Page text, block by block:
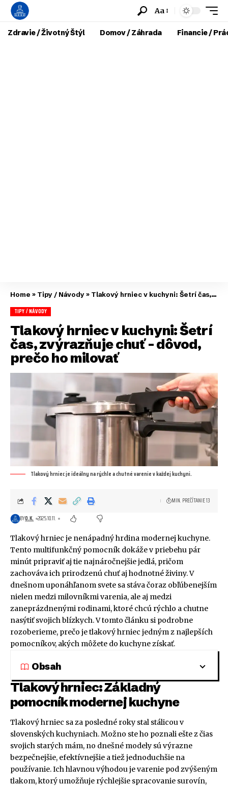
Aa
Zdravie / Životný Štýl Domov / Záhrada Financie /
Home » Tipy / Návody» Tlakový hrniec v kuchyni: Šetrí čas, zvýrazňuje chuť – dôvod, prečo ho milovať
TIPY / NÁVODY
Tlakový hrniec v kuchyni: Šetrí
čas, zvýrazňuje chuť – dôvod,
prečo ho milovať
Tlakový hrniec je ideálny na rýchle a chutné varenie v každej kuchyni.
BYO.K. 2025.10.11.
MIN. PREČÍTANIE 13
Tlakový hrniec je nenápadný hrdina modernej kuchyne.
Tento multifunkčný pomocník dokáže v priebehu pár
minút pripraviť aj tie najnáročnejšie jedlá, pričom
zachováva ich prirodzenú chuť aj hodnotné živiny. V
dnešnom uponáhľanom svete sa stáva čoraz obľúbenejším
nielen medzi milovníkmi varenia, ale aj medzi
zaneprázdnenými rodinami, ktoré chcú rýchlo a chutne
nasýtiť svojich blízkych. V tomto článku si podrobne
rozoberieme, prečo je tlakový hrniec jedným z najlepších
pomocníkov, akých môžete do kuchyne získať.
Obsah
Tlakový hrniec: Základný
pomocník modernej kuchyne
Tlakový hrniec sa za posledné roky stal stálicou v
slovenských kuchyniach. Možno ste ho poznali ešte z čias
svojich starých mám, no dnešné modely sú výrazne
bezpečnejšie, efektívnejšie a tiež jednoduchšie na
používanie. Ich hlavnou výhodou je varenie pod zvýšeným
tlakom, ktorý umožňuje rýchlejšie spracovanie surovín,